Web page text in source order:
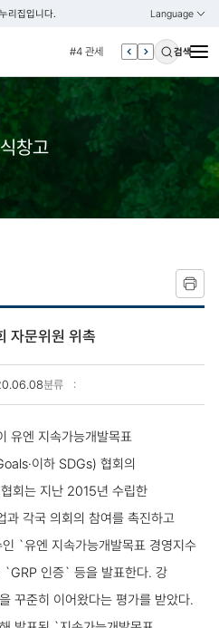
리집입니다. Language
열기
KOREAN
ENGLISH
#4 관세
#5 esg
#7 un
검색
창고
자문위원 위촉
분류
유엔 지속가능개발목표
이하 SDGs) 협회의
회는 지난 2015년 수립한
과 각국 의회의 참여를 촉진하고
`유엔 지속가능개발목표 경영지수
`GRP 인증` 등을 발표한다. 강
꾸준히 이어왔다는 평가를 받았다.